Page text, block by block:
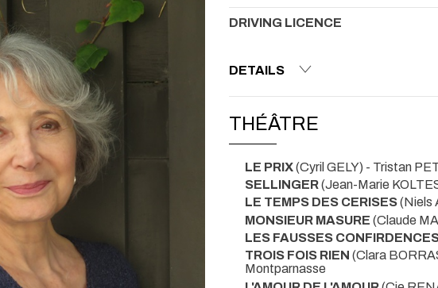
DRIVING LICENCE
DETAILS
THÉÂTRE
LE PRIX(Cyril GELY) - Tristan
SELLINGER(Jean-Marie
LE TEMPS DES CERISES(Niels
MONSIEUR MASURE (Claude
LES FAUSSES
TROIS FOIS RIEN (Clara
Montparnasse